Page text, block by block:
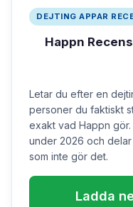
DEJTING APPAR
Happn
Letar du efter en
personer du faktiskt
exakt vad Happn
under 2026 och
som inte gör det.
Ladda